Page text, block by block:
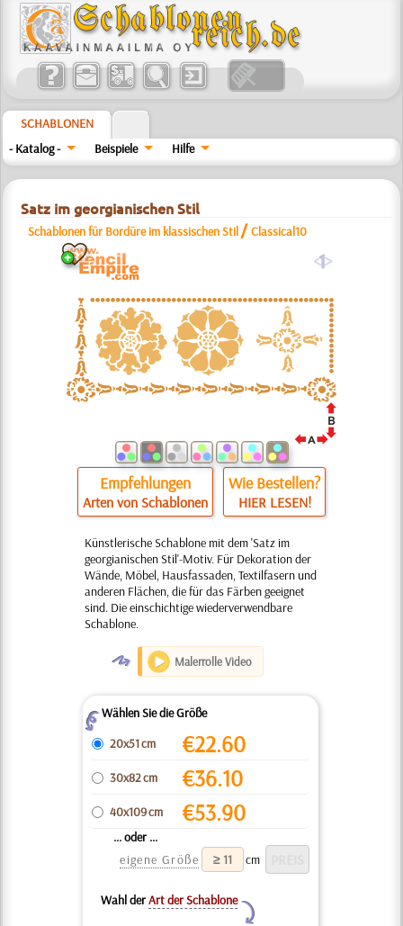
SCHABLONEN
- Katalog -
Beispiele Hilfe
Satz im georgianischen Stil
Schablonen für Bordüre im klassischen Stil /Classical10
a
Empfehlungen
Arten von Schablonen
Wie Bestellen?
HIER LESEN!
Künstlerische Schablone mit dem 'Satz im
georgianischen Stil'-Motiv. Für Dekoration der
Wände, Möbel, Hausfassaden, Textilfasern und
anderen Flächen, die für das Färben geeignet
sind. Die einschichtige wiederverwendbare
Schablone.
O Malerrolle Video
ZWählen Sie die Größe
20x51 cm
€22.60
30x82 cm €36.10
40x109 cm €53.90
... oder ...
eigene Größe
cm
Wahl derArt der Schablone
Y